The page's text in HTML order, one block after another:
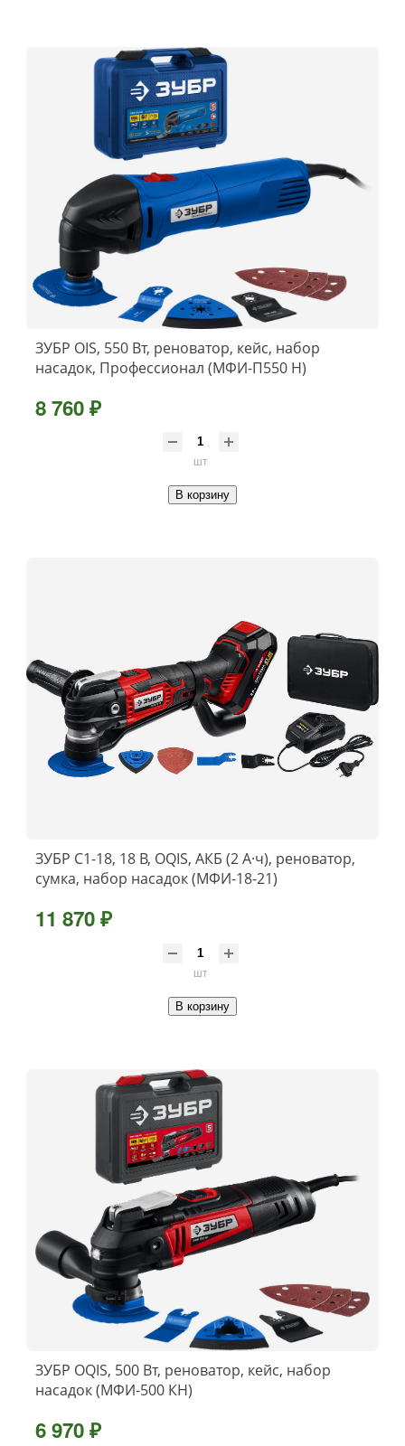
ЗУБР OIS, 550 Вт, реноватор, кейс, набор
насадок, Профессионал (МФИ-П550 Н)
8 760 ₽
шт
В корзину
ЗУБР C1-18, 18 В, OQIS, АКБ (2 А·ч), реноватор,
сумка, набор насадок (МФИ-18-21)
11 870 ₽
шт
В корзину
ЗУБР OQIS, 500 Вт, реноватор, кейс, набор
насадок (МФИ-500 КН)
6 970 ₽